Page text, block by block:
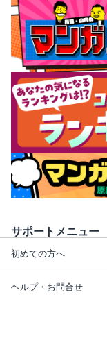
サポートメニュー
初めての方へ
ヘルプ・お問合せ